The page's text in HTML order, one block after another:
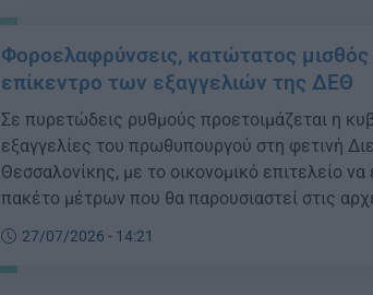
Φοροελαφρύνσεις, κατώτατος μισθός
επίκεντρο των εξαγγελιών της ΔΕΘ
Σε πυρετώδεις ρυθμούς προετοιμάζεται η
εξαγγελίες του πρωθυπουργού στη φετινή
Θεσσαλονίκης, με το οικονομικό επιτελείο
πακέτο μέτρων που θα παρουσιαστεί στις
27/07/2026 - 14:21